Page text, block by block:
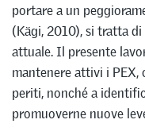
portare a un
(Kägi, 2010), si tratta
attuale. Il presente
mantenere attivi i PEX,
periti, nonché a
promuoverne nuove